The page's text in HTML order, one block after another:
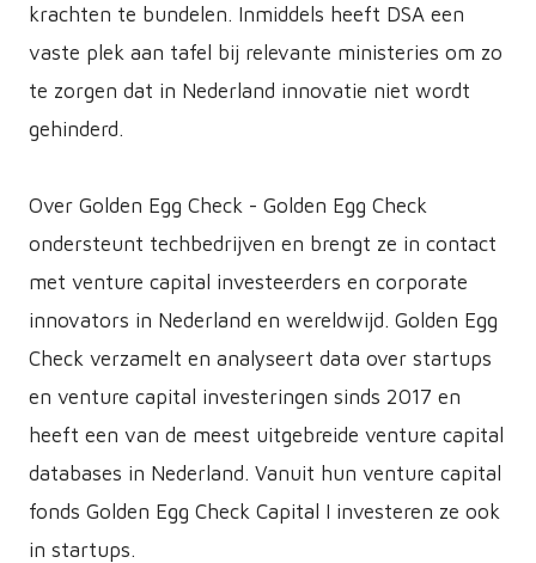
krachten te bundelen. Inmiddels heeft DSA een
vaste plek aan tafel bij relevante ministeries om zo
te zorgen dat in Nederland innovatie niet wordt
gehinderd.
Over Golden Egg Check - Golden Egg Check
ondersteunt techbedrijven en brengt ze in contact
met venture capital investeerders en corporate
innovators in Nederland en wereldwijd. Golden Egg
Check verzamelt en analyseert data over startups
en venture capital investeringen sinds 2017 en
heeft een van de meest uitgebreide venture capital
databases in Nederland. Vanuit hun venture capital
fonds Golden Egg Check Capital I investeren ze ook
in startups.